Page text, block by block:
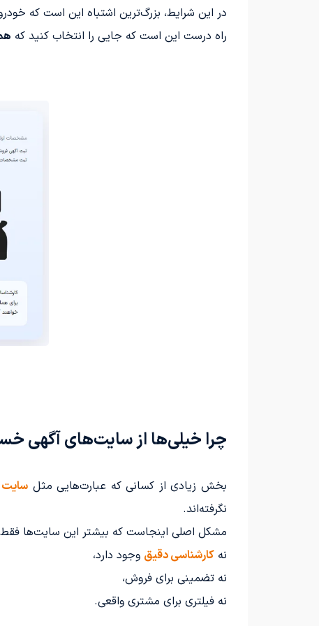
در این شرایط، بزرگ‌ترین اشتباه این است که
راه درست این است که جایی را انتخاب کنید که
چرا خیلی‌ها از سایت‌های آگهی
بخش زیادی از کسانی که عبارت‌هایی مثل
نگرفته‌اند.
مشکل اصلی اینجاست که بیشتر این سایت‌ها
نه کارشناسی دقیق وجود دارد،
نه تضمینی برای فروش،
نه فیلتری برای مشتری واقعی.